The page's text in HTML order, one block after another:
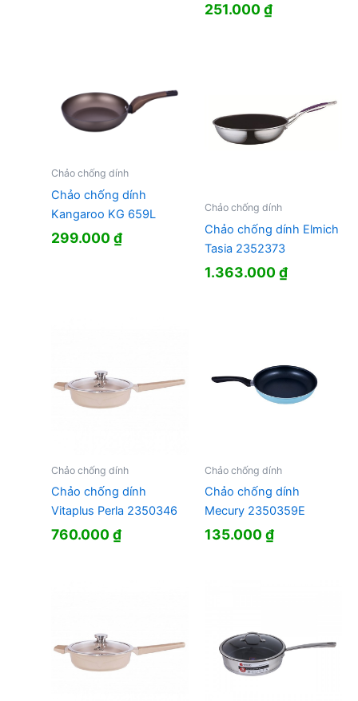
251.000₫
Chảo chống dính
Chảo chống dính
Kangaroo KG 659L
299.000₫
Chảo chống dính
Chảo chống dính Elmich
Tasia 2352373
1.363.000₫
Chảo chống dính
Chảo chống dính
Vitaplus Perla 2350346
760.000₫
Chảo chống dính
Chảo chống dính
Mecury 2350359E
135.000₫